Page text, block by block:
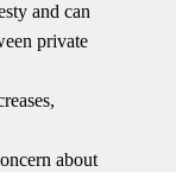
and can
private
about